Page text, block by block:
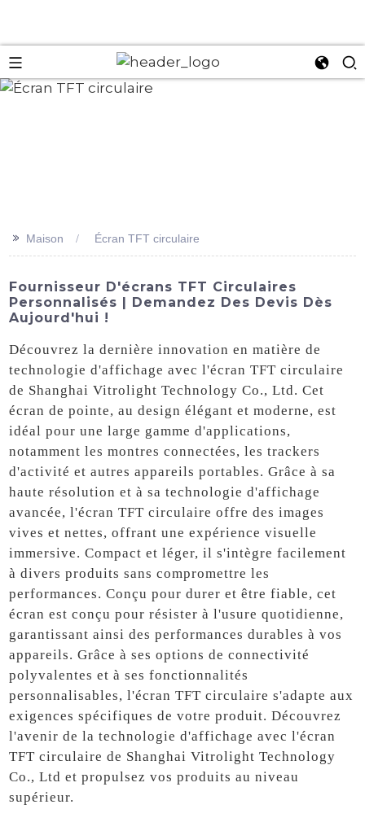
>> Maison Écran TFT circulaire
Fournisseur D'écrans TFT Circulaires
Personnalisés | Demandez Des Devis Dès
Aujourd'hui !
Découvrez la dernière innovation en matière de
technologie d'affichage avec l'écran TFT circulaire
de Shanghai Vitrolight Technology Co., Ltd. Cet
écran de pointe, au design élégant et moderne, est
idéal pour une large gamme d'applications,
notamment les montres connectées, les trackers
d'activité et autres appareils portables. Grâce à sa
haute résolution et à sa technologie d'affichage
avancée, l'écran TFT circulaire offre des images
vives et nettes, offrant une expérience visuelle
immersive. Compact et léger, il s'intègre facilement
à divers produits sans compromettre les
performances. Conçu pour durer et être fiable, cet
écran est conçu pour résister à l'usure quotidienne,
garantissant ainsi des performances durables à vos
appareils. Grâce à ses options de connectivité
polyvalentes et à ses fonctionnalités
personnalisables, l'écran TFT circulaire s'adapte aux
exigences spécifiques de votre produit. Découvrez
l'avenir de la technologie d'affichage avec l'écran
TFT circulaire de Shanghai Vitrolight Technology
Co., Ltd et propulsez vos produits au niveau
supérieur.